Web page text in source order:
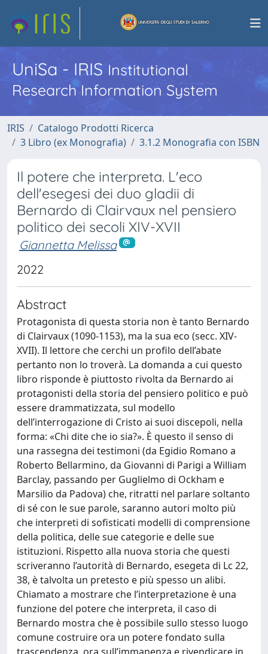
UniSa - IRISInstitutional
Research Information System
IRIS
Catalogo Prodotti Ricerca
3 Libro (ex Monografia)
3.1.2 Monografia con ISBN
Il potere che interpreta. L'eco
dell'esegesi dei duo gladii di
Bernardo di Clairvaux nel pensiero
politico dei secoli XIV-XVII
Giannetta Melissa
2022
Abstract
Protagonista di questa storia non è tanto Bernardo
di Clairvaux (1090-1153), ma la sua eco (secc. XIV-
XVII). Il lettore che cerchi un profilo dell’abate
pertanto non lo troverà. La domanda a cui questo
libro risponde è piuttosto rivolta da Bernardo ai
protagonisti della storia del pensiero politico e può
essere drammatizzata, sul modello
dell’interrogazione di Cristo ai suoi discepoli, nella
forma: «Chi dite che io sia?». È questo il senso di
una rassegna dei testimoni (da Egidio Romano a
Roberto Bellarmino, da Giovanni di Parigi a William
Barclay, passando per Guglielmo di Ockham e
Marsilio da Padova) che, ritratti nel parlare soltanto
di sé con le sue parole, saranno autori molto più
che interpreti di sofisticati modelli di comprensione
della politica, delle sue categorie e delle sue
istituzioni. Rispetto alla nuova storia che questi
scriveranno l’autorità di Bernardo, esegeta di Lc 22,
38, è talvolta un pretesto e più spesso un alibi.
Chiamato a mostrare che l’interpretazione è una
funzione del potere che interpreta, il caso di
Bernardo mostra che è possibile sullo stesso luogo
comune costruire ora un potere fondato sulla